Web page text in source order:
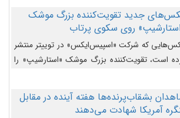
روزافزون کارآفرینی در حوزه فضایی و مزایای جدیدی که
کارآفرینان این حوزه ایجاد می‌کنند، می‌پردازد.
جدید تقویت‌کننده بزرگ موشک
روی سکوی پرتاب
که شرکت «اسپیس‌ایکس» در توییتر منتشر
است، تقویت‌کننده بزرگ موشک «استارشیپ» را
بشقاب‌پرنده‌ها هفته آینده در مقابل
آمریکا شهادت می‌دهند